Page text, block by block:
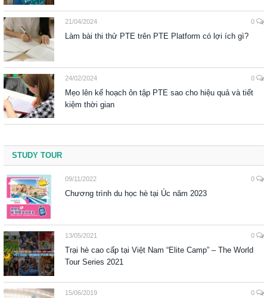
21/04/2024 0
Làm bài thi thử PTE trên PTE Platform có lợi ích gì?
24/02/2024 0
Mẹo lên kế hoạch ôn tập PTE sao cho hiệu quả và tiết
kiệm thời gian
STUDY TOUR
09/11/2022 0
Chương trình du học hè tại Úc năm 2023
13/05/2021 0
Trại hè cao cấp tại Việt Nam “Elite Camp” – The World
Tour Series 2021
15/06/2019 0